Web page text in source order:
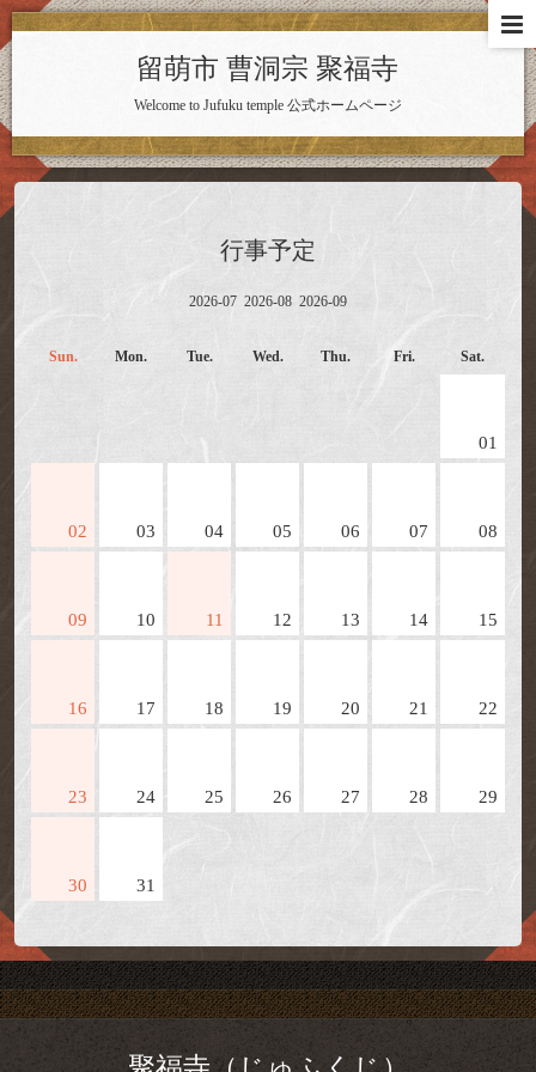
留萌市 曹洞宗 聚福寺
Welcome to Jufuku temple 公式ホームページ
行事予定
2026-07 2026-08 2026-09
Sun. Mon. Tue. Wed. Thu. Fri. Sat.
01
02 03 04 05 06 07 08
09 10 11 12 13 14 15
16 17 18 19 20 21 22
23 24 25 26 27 28 29
30 31